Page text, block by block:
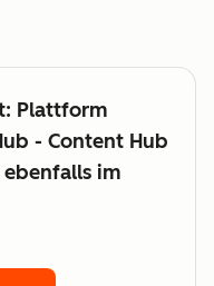
Plattform
- Content Hub
im